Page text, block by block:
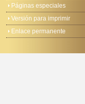
Páginas especiales
Versión para imprimir
Enlace permanente